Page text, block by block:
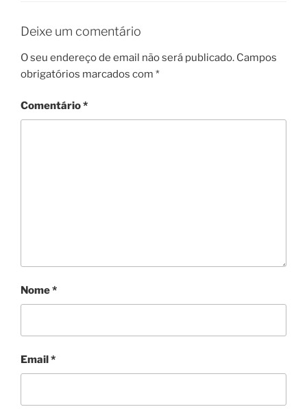
Deixe um comentário
O seu endereço de email não será publicado. Campos
obrigatórios marcados com *
Comentário*
Nome*
Email*